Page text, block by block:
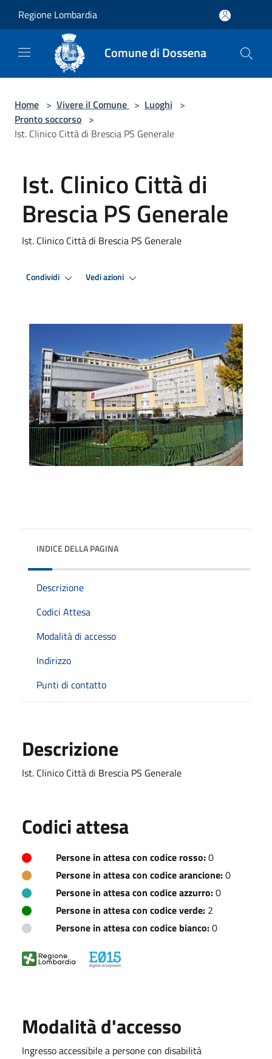
Regione Lombardia
Comune di Dossena
Home > Vivere il Comune > Luoghi >
Pronto soccorso >
Ist. Clinico Città di Brescia PS Generale
Ist. Clinico Città di
Brescia PS Generale
Ist. Clinico Città di Brescia PS Generale
Condividi Vedi azioni
INDICE DELLA PAGINA
Descrizione
Codici Attesa
Modalità di accesso
Indirizzo
Punti di contatto
Descrizione
Ist. Clinico Città di Brescia PS Generale
Codici attesa
Persone in attesa con codice rosso:0
Persone in attesa con codice arancione:0
Persone in attesa con codice azzurro:0
Persone in attesa con codice verde: 2
Persone in attesa con codice bianco:0
Modalità d'accesso
Ingresso accessibile a persone con disabilità